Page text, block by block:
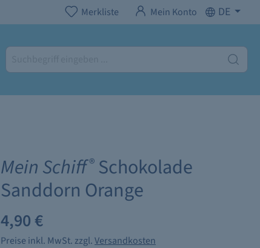
Merkliste Mein Konto DE
Mein Schiff® Schokolade
Sanddorn Orange
4,90 €
Preise inkl. MwSt. zzgl.Versandkosten